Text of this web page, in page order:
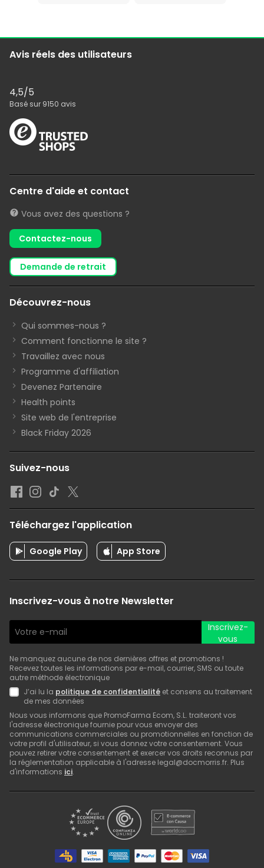
Avis réels des utilisateurs
4,5/5
Basé sur 9150 avis
Centre d'aide et contact
Vous avez des questions ?
Contactez-nous
demande de retrait
Découvrez-nous
Qui sommes-nous ?
Comment fonctionne le site ?
Travaillez avec nous
Programme d'affiliation
Devenez Partenaire
Health points
Site web de l'entreprise
Black Friday 2026
Suivez-nous
Téléchargez l'application
Google Play App Store
Inscrivez-vous à notre Newsletter
Inscrivez-
vous
Ne manquez aucune de nos dernières offres et promotions !
Recevez toutes les informations par e-mail, courrier, SMS ou toute
autre méthode électronique
J’ai lu la politique de confidentialité et consens au traitement
de mes données
Nous vous informons que PromoFarma Ecom, S.L. traiteront vos
l'adresse électronique fournie pour vous envoyer des
communications commerciales ou promotionnelles en fonction de
votre profil d'utilisateur, si vous donnez votre consentement. Vous
pouvez retirer votre consentement et exercer vos droits reconnus par
la réglementation applicable à l'adresse legal@docmorris.fr. Plus
d'informations ici.